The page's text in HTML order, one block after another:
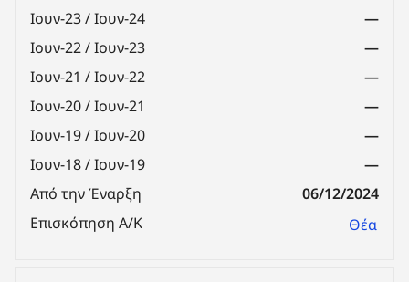
Ιουν-23 / Ιουν-24
—
Ιουν-22 / Ιουν-23
—
Ιουν-21 / Ιουν-22
—
Ιουν-20 / Ιουν-21
—
Ιουν-19 / Ιουν-20
—
Ιουν-18 / Ιουν-19
—
Από την Έναρξη
06/12/2024
Επισκόπηση Α/Κ
Θέα